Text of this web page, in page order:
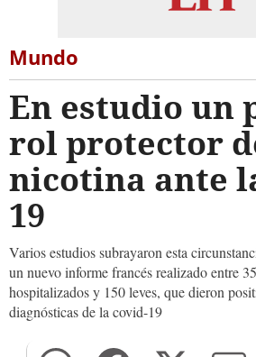
Mundo
En estudio un
rol protector
nicotina ante
19
Varios estudios subrayaron esta
un nuevo informe francés realizado entre
hospitalizados y 150 leves, que dieron
diagnósticas de la covid-19